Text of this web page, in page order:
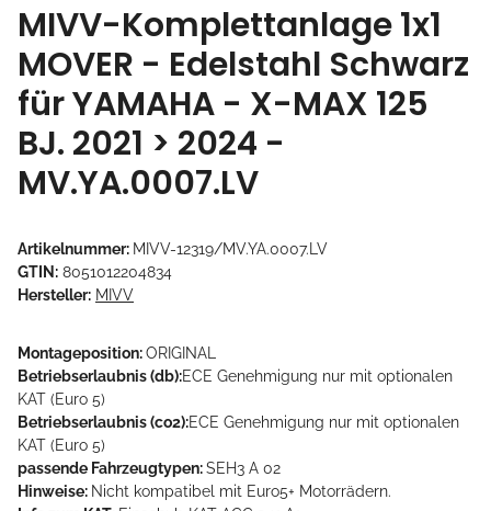
MIVV-Komplettanlage 1x1
MOVER - Edelstahl Schwarz
für YAMAHA - X-MAX 125
BJ. 2021 > 2024 -
MV.YA.0007.LV
Artikelnummer: MIVV-12319/MV.YA.0007.LV
GTIN: 8051012204834
Hersteller: MIVV
Montageposition:ORIGINAL
Betriebserlaubnis (db):ECE Genehmigung nur mit optionalen
KAT (Euro 5)
Betriebserlaubnis (co2):ECE Genehmigung nur mit optionalen
KAT (Euro 5)
passende Fahrzeugtypen:SEH3 A 02
Hinweise: Nicht kompatibel mit Euro5+ Motorrädern.